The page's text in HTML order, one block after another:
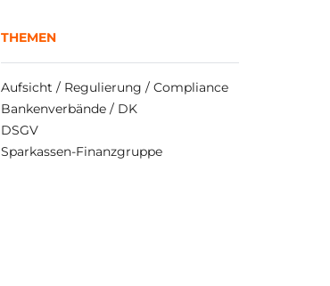
THEMEN
Aufsicht / Regulierung / Compliance
Bankenverbände / DK
DSGV
Sparkassen-Finanzgruppe